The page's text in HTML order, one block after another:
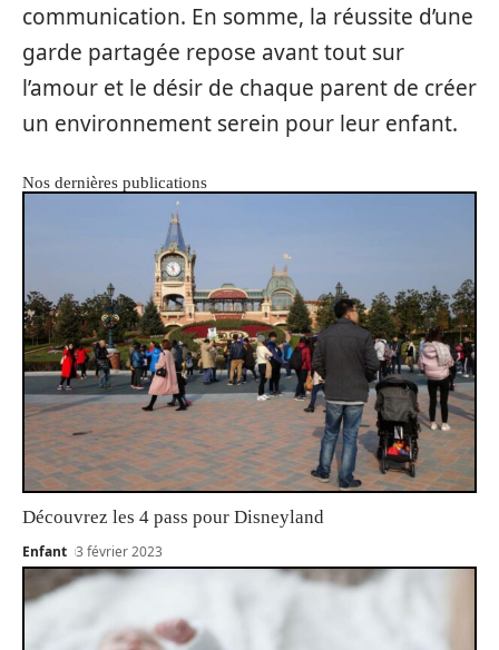
communication. En somme, la réussite d’une
garde partagée repose avant tout sur
l’amour et le désir de chaque parent de créer
un environnement serein pour leur enfant.
Nos dernières publications
Découvrez les 4 pass pour Disneyland
Enfant 3 février 2023